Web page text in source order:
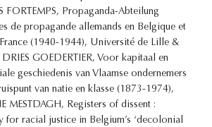
FORTEMPS, Propaganda-Abteilung
de propagande allemands en Belgique et
(1940-1944), Université de Lille &
GOEDERTIER, Voor kapitaal en
geschiedenis van Vlaamse ondernemers
van natie en klasse (1873-1974),
MESTDAGH, Registers of dissent :
racial justice in Belgium’s ‘decolonial